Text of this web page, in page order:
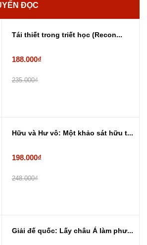
ĐỌC
Tái thiết trong triết học (Recon...
188.000₫
235.000₫
Hữu và Hư vô: Một khảo sát hữu t...
198.000₫
248.000₫
Giải đế quốc: Lấy châu Á làm phư...